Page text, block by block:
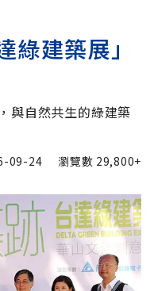
綠建築展」
與自然共生的綠建築
09-24 瀏覽數 29,800+